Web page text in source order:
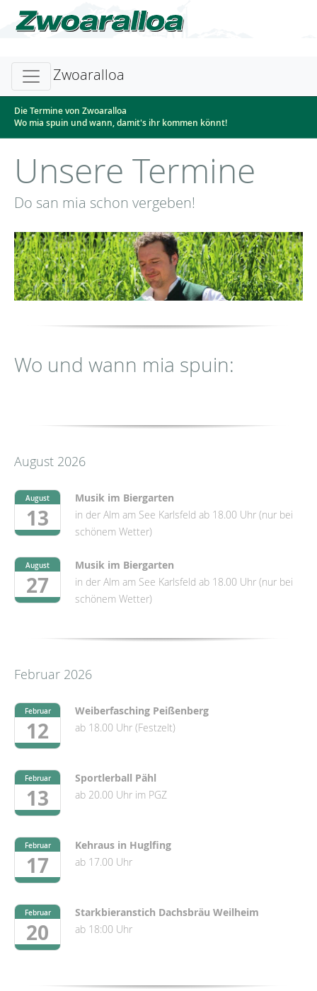
Zwoaralloa
Die Termine von Zwoaralloa
Wo mia spuin und wann, damit's ihr kommen könnt!
Unsere Termine
Do san mia schon vergeben!
Wo und wann mia spuin:
August 2026
August
13
Musik im Biergarten
in der Alm am See Karlsfeld ab 18.00 Uhr (nur bei
schönem Wetter)
August
27
Musik im Biergarten
in der Alm am See Karlsfeld ab 18.00 Uhr (nur bei
schönem Wetter)
Februar 2026
Februar
12
Weiberfasching Peißenberg
ab 18.00 Uhr (Festzelt)
Februar
13
Sportlerball Pähl
ab 20.00 Uhr im PGZ
Februar
17
Kehraus in Huglfing
ab 17.00 Uhr
Februar
20
Starkbieranstich Dachsbräu Weilheim
ab 18:00 Uhr